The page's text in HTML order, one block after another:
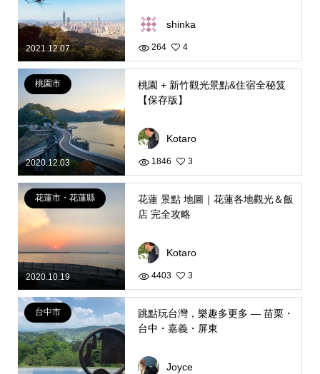
2021.12.07
shinka
264 4
2020.12.03
桃園市
桃園 + 新竹觀光景點&住宿全秘笈
【保存版】
Kotaro
1846 3
2020.10.19
花蓮市・花蓮縣
花蓮 景點 地圖｜花蓮各地觀光＆飯
店 完全攻略
Kotaro
4403 3
台中市
跳點玩台灣，樂趣多更多 — 苗栗・
台中・嘉義・屏東
Joyce